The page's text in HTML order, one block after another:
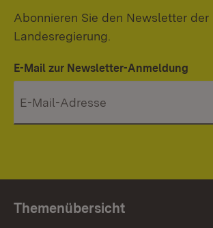
Abonnieren Sie den Newsletter der
Landesregierung.
E-Mail zur Newsletter-Anmeldung
Themenübersicht